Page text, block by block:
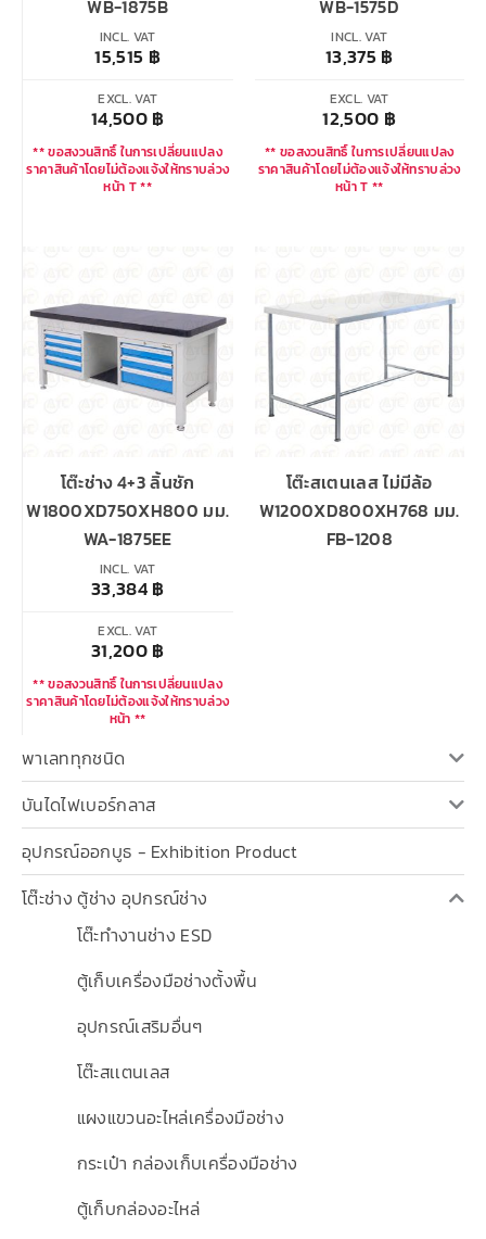
พาเลททุกชนิด
บันไดไฟเบอร์กลาส
อุปกรณ์ออกบูธ - Exhibition Product
โต๊ะช่าง ตู้ช่าง อุปกรณ์ช่าง
โต๊ะทำงานช่าง ESD
ตู้เก็บเครื่องมือช่างตั้งพื้น
อุปกรณ์เสริมอื่นๆ
โต๊ะสเเตนเลส
แผงแขวนอะไหล่เครื่องมือช่าง
กระเป๋า กล่องเก็บเครื่องมือช่าง
ตู้เก็บกล่องอะไหล่
WB-1875B
INCL. VAT
15,515 ฿
EXCL. VAT
14,500฿
** ขอสงวนสิทธิ์ ในการเปลี่ยนแปลง
ราคาสินค้าโดยไม่ต้องแจ้งให้ทราบล่วง
หน้า T **
WB-1575D
INCL. VAT
13,375฿
EXCL. VAT
12,500 ฿
** ขอสงวนสิทธิ์ ในการเปลี่ยนแปลง
ราคาสินค้าโดยไม่ต้องแจ้งให้ทราบล่วง
หน้า T **
โต๊ะช่าง 4+3 ลิ้นชัก
W1800XD750XH800 มม.
WA-1875EE
INCL. VAT
33,384฿
EXCL. VAT
31,200฿
** ขอสงวนสิทธิ์ ในการเปลี่ยนแปลง
ราคาสินค้าโดยไม่ต้องแจ้งให้ทราบล่วง
หน้า **
โต๊ะสเตนเลส ไม่มีล้อ
W1200XD800XH768 มม.
FB-1208